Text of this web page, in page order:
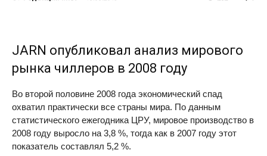
JARN опубликовал анализ мирового
рынка чиллеров в 2008 году
Во второй половине 2008 года экономический спад
охватил практически все страны мира. По данным
статистического ежегодника ЦРУ, мировое производство в
2008 году выросло на 3,8 %, тогда как в 2007 году этот
показатель составлял 5,2 %.